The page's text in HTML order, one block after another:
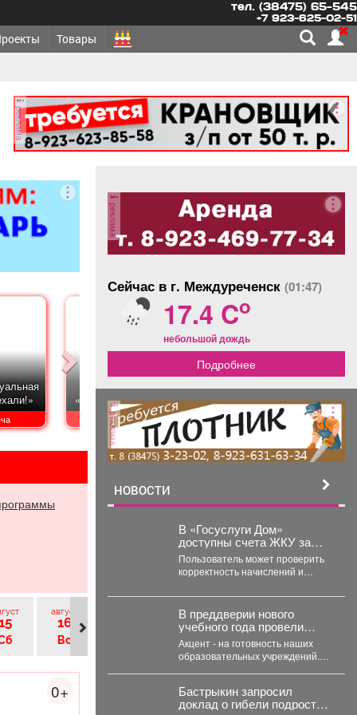
тел. (38475) 65-545
+7 923-625-02-51
Товары
реклама
Программа
«Молодо-зелено»
Экскурсии
Интерактивная
программа «Жили-
были…»
Экскурсии
август
16
Вс
август
18
Вт
август
19
Ср
август
20
Чт
0+
реклама
Сейчас в г. Междуреченск (01:47)
17.4 Co
небольшой дождь
Подробнее
реклама
НОВОСТИ
В «Госуслуги Дом»
доступны счета ЖКУ за
прошлые периоды
Пользователь может проверить
корректность начислений и
приложение. Скачивайте
«Госуслуги Дом»...
В преддверии нового
учебного года провели
заседание Комиссии по
чрезвычайным ситуациям и
пожарной безопасности.
Акцент - на готовность наших
образовательных учреждений.
Учреждения...
Бастрыкин запросил
доклад о гибели подростка